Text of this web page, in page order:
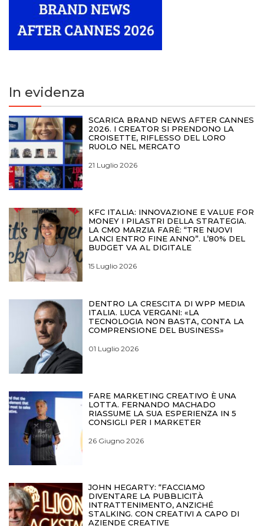
In evidenza
SCARICA BRAND NEWS AFTER CANNES
2026. I CREATOR SI PRENDONO LA
CROISETTE, RIFLESSO DEL LORO
RUOLO NEL MERCATO
21 Luglio 2026
KFC ITALIA: INNOVAZIONE E VALUE FOR
MONEY I PILASTRI DELLA STRATEGIA.
LA CMO MARZIA FARÈ: “TRE NUOVI
LANCI ENTRO FINE ANNO”. L’80% DEL
BUDGET VA AL DIGITALE
15 Luglio 2026
DENTRO LA CRESCITA DI WPP MEDIA
ITALIA. LUCA VERGANI: «LA
TECNOLOGIA NON BASTA, CONTA LA
COMPRENSIONE DEL BUSINESS»
01 Luglio 2026
FARE MARKETING CREATIVO È UNA
LOTTA. FERNANDO MACHADO
RIASSUME LA SUA ESPERIENZA IN 5
CONSIGLI PER I MARKETER
26 Giugno 2026
JOHN HEGARTY: “FACCIAMO
DIVENTARE LA PUBBLICITÀ
INTRATTENIMENTO, ANZICHÉ
STALKING. CON CREATIVI A CAPO DI
AZIENDE CREATIVE